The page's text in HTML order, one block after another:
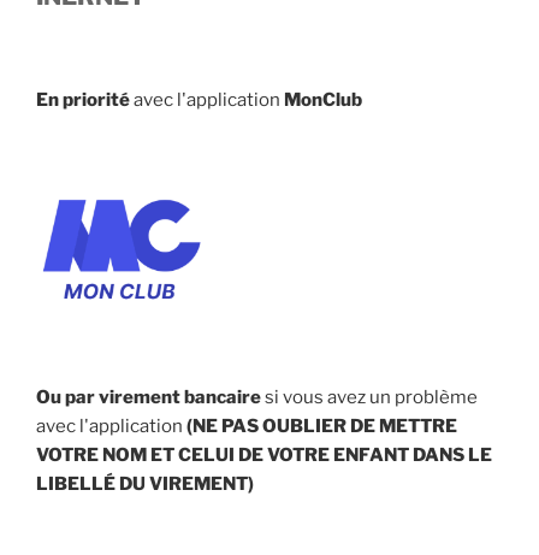
En prioritéavec l'application MonClub
Ou par virement bancairesi vous avez un problème
avec l'application (NE PAS OUBLIER DE METTRE
VOTRE NOM ET CELUI DE VOTRE ENFANT DANS LE
LIBELLÉ DU VIREMENT)